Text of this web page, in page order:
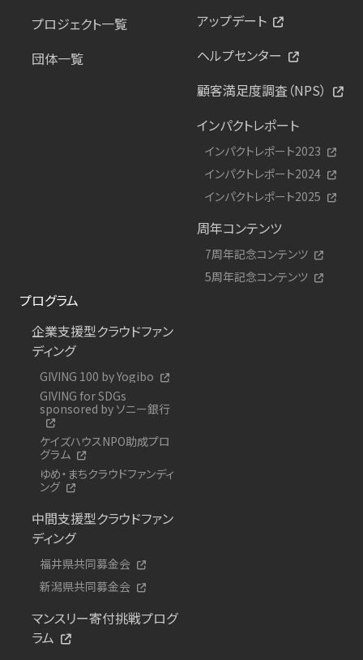
プロジェクト一覧
団体一覧
アップデート
ヘルプセンター
顧客満足度調査（NPS）
インパクトレポート
インパクトレポート2023
インパクトレポート2024
インパクトレポート2025
周年コンテンツ
7周年記念コンテンツ
5周年記念コンテンツ
プログラム
企業支援型クラウドファン
ディング
GIVING 100 by Yogibo
GIVING for SDGs
sponsored by ソニー銀行
ケイズハウスNPO助成プロ
グラム
ゆめ・まちクラウドファンディ
ング
中間支援型クラウドファン
ディング
福井県共同募金会
新潟県共同募金会
マンスリー寄付挑戦プログ
ラム